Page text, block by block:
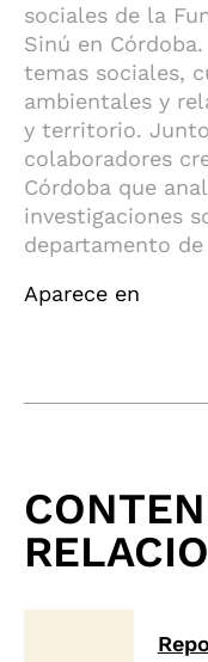
sociales de la
Sinú en
temas sociales,
ambientales y
y territorio.
colaboradores
Córdoba que
investigaciones
departamento de
Aparece en